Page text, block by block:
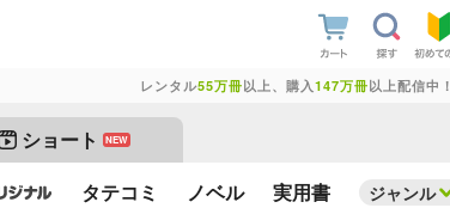
レンタル55万冊以上、購入 147万冊以上配信中！
ショート NEW
タテコミ ノベル 実用書 ジャンル